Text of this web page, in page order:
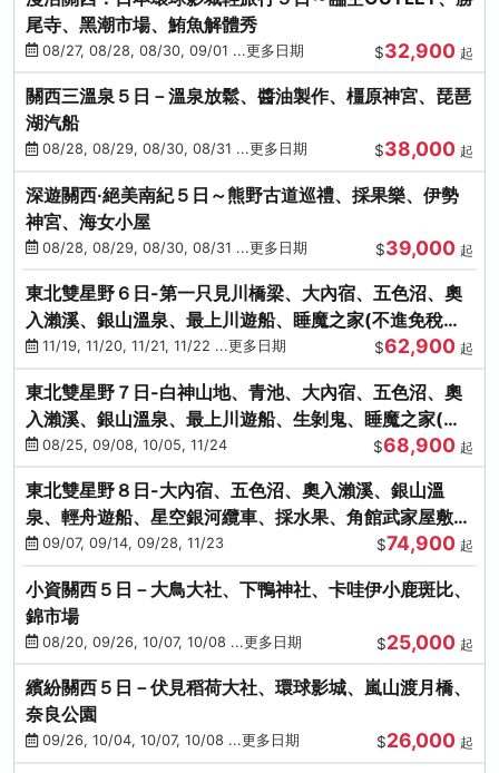
尾寺、黑潮市場、鮪魚解體秀
08/27, 08/28, 08/30, 09/01 ...更多日期 $32,900 起
關西三溫泉５日－溫泉放鬆、醬油製作、橿原神宮、琵琶
湖汽船
08/28, 08/29, 08/30, 08/31 ...更多日期 $38,000 起
深遊關西·絕美南紀５日～熊野古道巡禮、採果樂、伊勢
神宮、海女小屋
08/28, 08/29, 08/30, 08/31 ...更多日期 $39,000 起
東北雙星野６日-第一只見川橋梁、大內宿、五色沼、奧
入瀨溪、銀山溫泉、最上川遊船、睡魔之家(不進免稅店)
(仙/青)
11/19, 11/20, 11/21, 11/22 ...更多日期 $62,900 起
東北雙星野７日-白神山地、青池、大內宿、五色沼、奧
入瀨溪、銀山溫泉、最上川遊船、生剝鬼、睡魔之家(不
進免稅店)(仙/青)
08/25, 09/08, 10/05, 11/24 $68,900 起
東北雙星野８日-大內宿、五色沼、奧入瀨溪、銀山溫
泉、輕舟遊船、星空銀河纜車、採水果、角館武家屋敷
(不進免稅店)(仙/青)
09/07, 09/14, 09/28, 11/23 $74,900 起
小資關西５日－大鳥大社、下鴨神社、卡哇伊小鹿斑比、
錦市場
08/20, 09/26, 10/07, 10/08 ...更多日期 $25,000 起
繽紛關西５日－伏見稻荷大社、環球影城、嵐山渡月橋、
奈良公園
09/26, 10/04, 10/07, 10/08 ...更多日期 $26,000 起